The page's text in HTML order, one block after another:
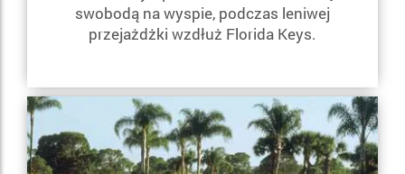
swobodą na wyspie, podczas leniwej
przejażdżki wzdłuż Florida Keys.